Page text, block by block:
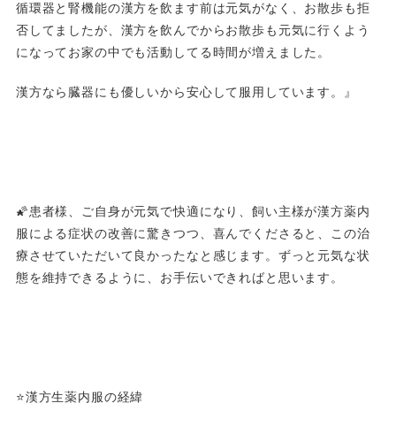
循環器と腎機能の漢方を飲ます前は元気がなく、お散歩も拒
否してましたが、漢方を飲んでからお散歩も元気に行くよう
になってお家の中でも活動してる時間が増えました。
漢方なら臓器にも優しいから安心して服用しています。』
🌠患者様、ご自身が元気で快適になり、飼い主様が漢方薬内
服による症状の改善に驚きつつ、喜んでくださると、この治
療させていただいて良かったなと感じます。ずっと元気な状
態を維持できるように、お手伝いできればと思います。
⭐️漢方生薬内服の経緯